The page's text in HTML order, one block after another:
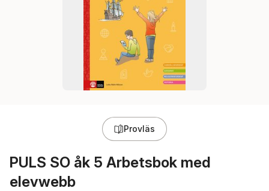
Provläs
PULS SO åk 5 Arbetsbok med
elevwebb